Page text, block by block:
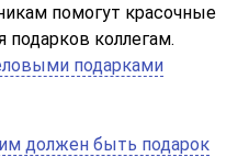
помогут красочные
коллегам.
подарками
должен быть подарок